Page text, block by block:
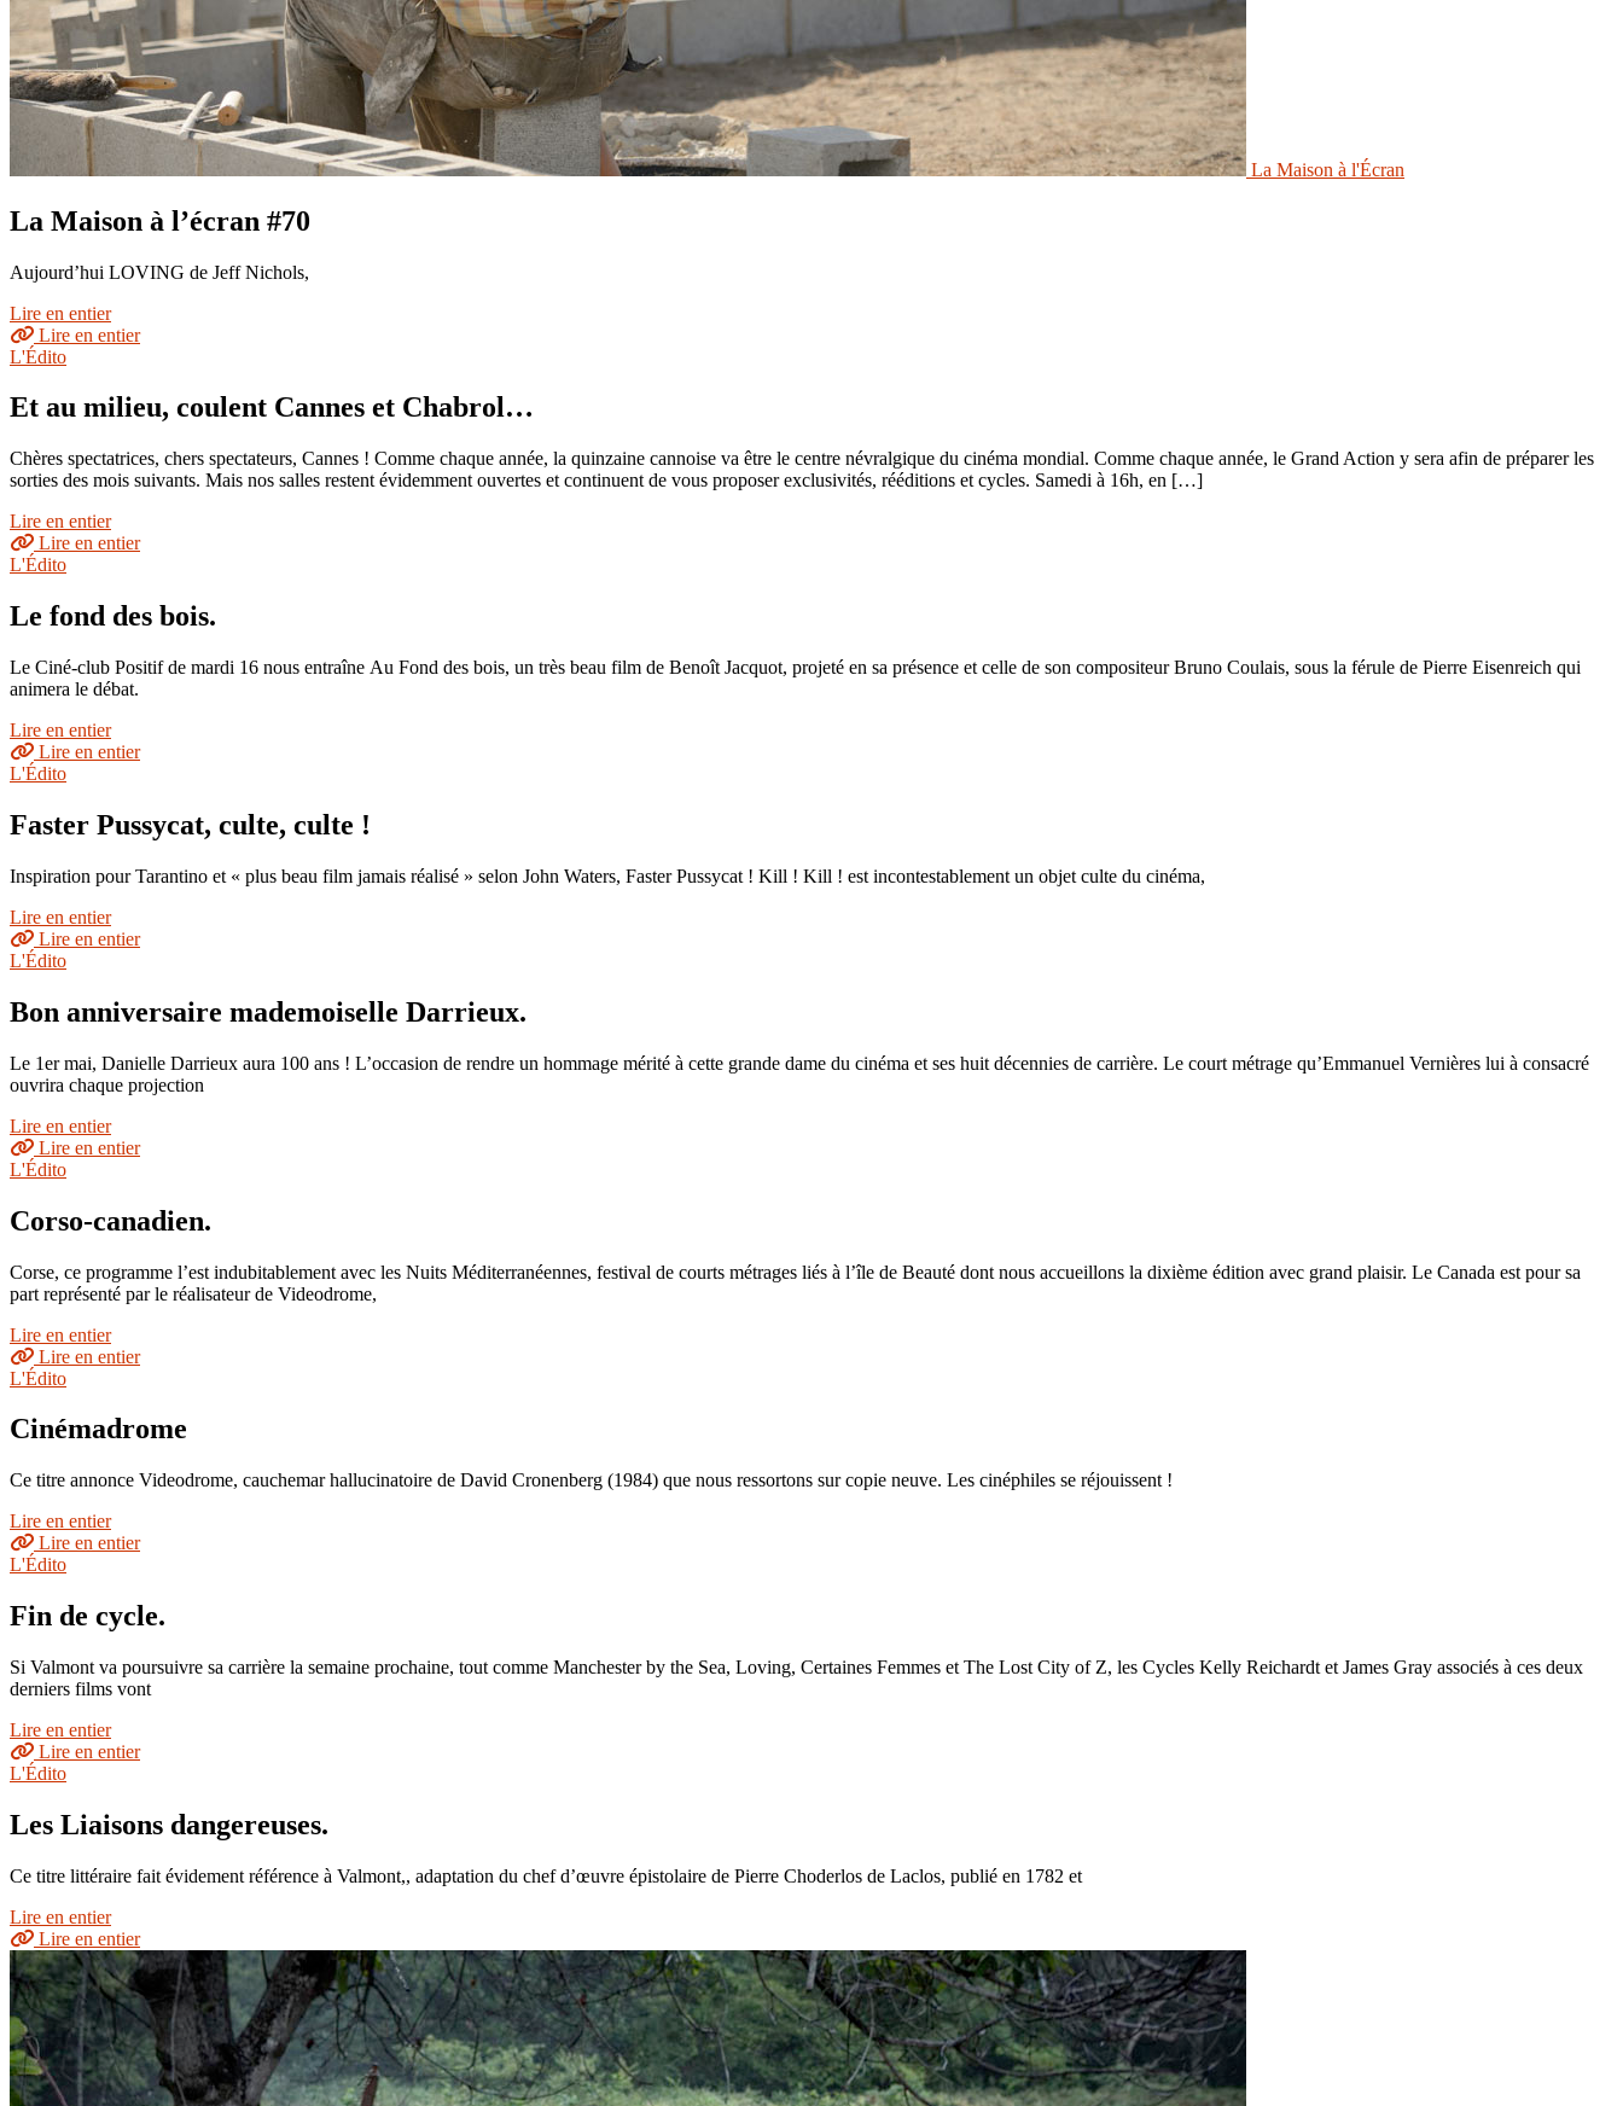
La Maison à l'Écran
La Maison à l’écran #70
Aujourd’hui LOVING de Jeff Nichols,
Lire en entier
Lire en entier
L'Édito
Et au milieu, coulent Cannes et Chabrol…
Chères spectatrices, chers spectateurs, Cannes ! Comme chaque année, la quinzaine cannoise va être le centre névralgique du cinéma mondial. Comme chaque année, le Grand Action y sera afin de préparer les
sorties des mois suivants. Mais nos salles restent évidemment ouvertes et continuent de vous proposer exclusivités, rééditions et cycles. Samedi à 16h, en […]
Lire en entier
Lire en entier
L'Édito
Le fond des bois.
Le Ciné-club Positif de mardi 16 nous entraîne Au Fond des bois, un très beau film de Benoît Jacquot, projeté en sa présence et celle de son compositeur Bruno Coulais, sous la férule de Pierre Eisenreich qui
animera le débat.
Lire en entier
Lire en entier
L'Édito
Faster Pussycat, culte, culte !
Inspiration pour Tarantino et « plus beau film jamais réalisé » selon John Waters, Faster Pussycat ! Kill ! Kill ! est incontestablement un objet culte du cinéma,
Lire en entier
Lire en entier
L'Édito
Bon anniversaire mademoiselle Darrieux.
Le 1er mai, Danielle Darrieux aura 100 ans ! L’occasion de rendre un hommage mérité à cette grande dame du cinéma et ses huit décennies de carrière. Le court métrage qu’Emmanuel Vernières lui à consacré
ouvrira chaque projection
Lire en entier
Lire en entier
L'Édito
Corso-canadien.
Corse, ce programme l’est indubitablement avec les Nuits Méditerranéennes, festival de courts métrages liés à l’île de Beauté dont nous accueillons la dixième édition avec grand plaisir. Le Canada est pour sa
part représenté par le réalisateur de Videodrome,
Lire en entier
Lire en entier
L'Édito
Cinémadrome
Ce titre annonce Videodrome, cauchemar hallucinatoire de David Cronenberg (1984) que nous ressortons sur copie neuve. Les cinéphiles se réjouissent !
Lire en entier
Lire en entier
L'Édito
Fin de cycle.
Si Valmont va poursuivre sa carrière la semaine prochaine, tout comme Manchester by the Sea, Loving, Certaines Femmes et The Lost City of Z, les Cycles Kelly Reichardt et James Gray associés à ces deux
derniers films vont
Lire en entier
Lire en entier
L'Édito
Les Liaisons dangereuses.
Ce titre littéraire fait évidement référence à Valmont,, adaptation du chef d’œuvre épistolaire de Pierre Choderlos de Laclos, publié en 1782 et
Lire en entier
Lire en entier